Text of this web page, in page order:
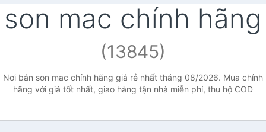
Face Shop
Face
nước lâu
trôi Quick
Hair
Shop
son mac chính hãng
(13845)
Nơi bán son mac chính hãng giá rẻ nhất tháng 08/2026. Mua chính
hãng với giá tốt nhất, giao hàng tận nhà miễn phí, thu hộ COD